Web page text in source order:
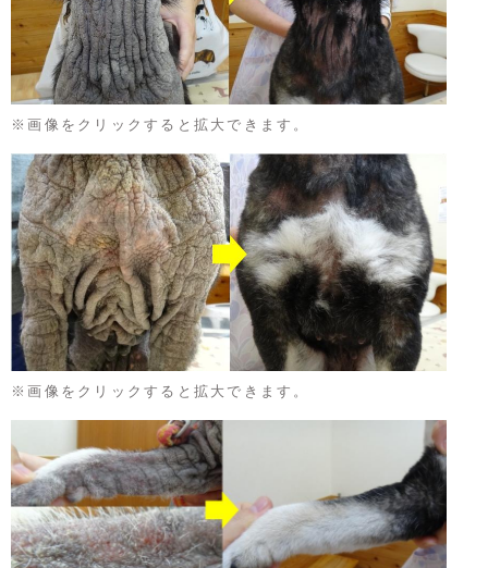
※画像をクリックすると拡大できます。
※画像をクリックすると拡大できます。